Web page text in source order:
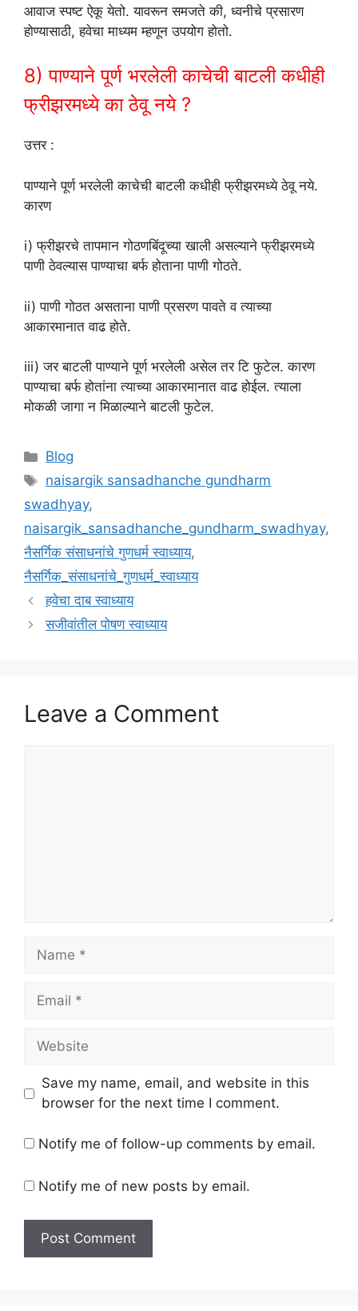
आवाज स्पष्ट ऐकू येतो. यावरून समजते की, ध्वनीचे प्रसारण
होण्यासाठी, हवेचा माध्यम म्हणून उपयोग होतो.
8) पाण्याने पूर्ण भरलेली काचेची बाटली कधीही
फ्रीझरमध्ये का ठेवू नये ?
उत्तर :
पाण्याने पूर्ण भरलेली काचेची बाटली कधीही फ्रीझरमध्ये ठेवू नये.
कारण
i) फ्रीझरचे तापमान गोठणबिंदूच्या खाली असल्याने फ्रीझरमध्ये
पाणी ठेवल्यास पाण्याचा बर्फ होताना पाणी गोठते.
ii) पाणी गोठत असताना पाणी प्रसरण पावते व त्याच्या
आकारमानात वाढ होते.
iii) जर बाटली पाण्याने पूर्ण भरलेली असेल तर टि फुटेल. कारण
पाण्याचा बर्फ होतांना त्याच्या आकारमानात वाढ होईल. त्याला
मोकळी जागा न मिळाल्याने बाटली फुटेल.
Categories
Blog
Tags
naisargik sansadhanche gundharm
swadhyay,
naisargik_sansadhanche_gundharm_swadhyay,
नैसर्गिक संसाधनांचे गुणधर्म स्वाध्याय,
नैसर्गिक_संसाधनांचे_गुणधर्म_स्वाध्याय
हवेचा दाब स्वाध्याय
सजीवांतील पोषण स्वाध्याय
Leave a Comment
Name
Email
Website
Save my name, email, and website in this
browser for the next time I comment.
Notify me of follow-up comments by email.
Notify me of new posts by email.